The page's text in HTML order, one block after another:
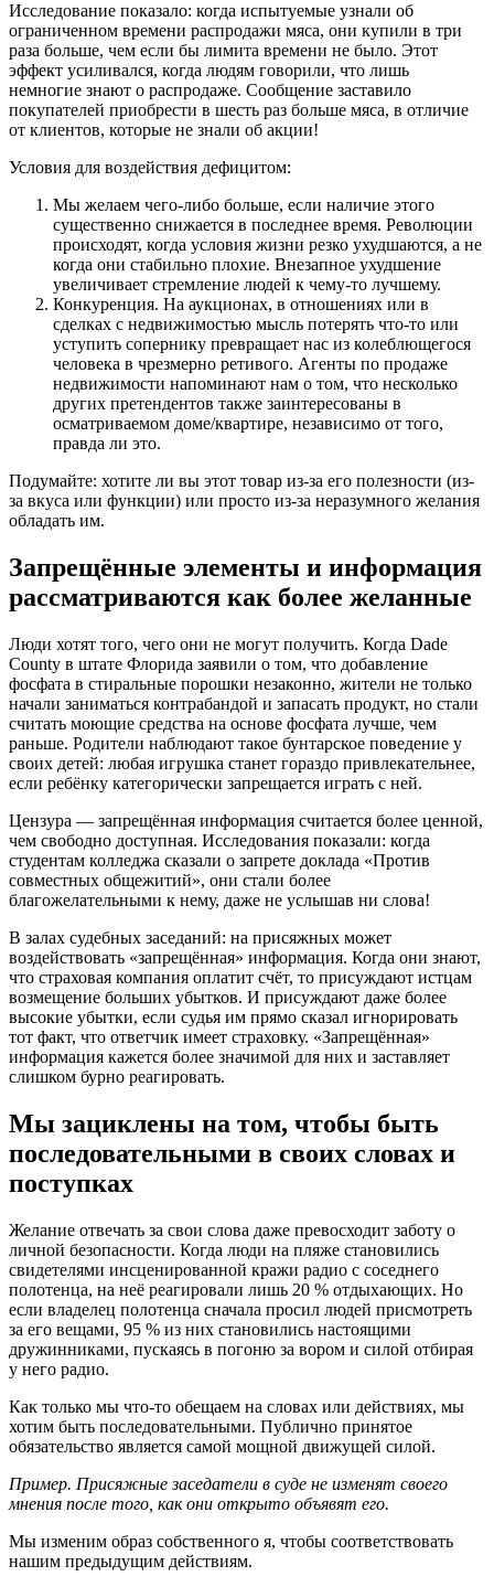
Исследование показало: когда испытуемые узнали об
ограниченном времени распродажи мяса, они купили в три
раза больше, чем если бы лимита времени не было. Этот
эффект усиливался, когда людям говорили, что лишь
немногие знают о распродаже. Сообщение заставило
покупателей приобрести в шесть раз больше мяса, в отличие
от клиентов, которые не знали об акции!
Условия для воздействия дефицитом:
Мы желаем чего-либо больше, если наличие этого
существенно снижается в последнее время. Революции
происходят, когда условия жизни резко ухудшаются, а не
когда они стабильно плохие. Внезапное ухудшение
увеличивает стремление людей к чему-то лучшему.
Конкуренция. На аукционах, в отношениях или в
сделках с недвижимостью мысль потерять что-то или
уступить сопернику превращает нас из колеблющегося
человека в чрезмерно ретивого. Агенты по продаже
недвижимости напоминают нам о том, что несколько
других претендентов также заинтересованы в
осматриваемом доме/квартире, независимо от того,
правда ли это.
Подумайте: хотите ли вы этот товар из-за его полезности (из-
за вкуса или функции) или просто из-за неразумного желания
обладать им.
Запрещённые элементы и информация
рассматриваются как более желанные
Люди хотят того, чего они не могут получить. Когда Dade
County в штате Флорида заявили о том, что добавление
фосфата в стиральные порошки незаконно, жители не только
начали заниматься контрабандой и запасать продукт, но стали
считать моющие средства на основе фосфата лучше, чем
раньше. Родители наблюдают такое бунтарское поведение у
своих детей: любая игрушка станет гораздо привлекательнее,
если ребёнку категорически запрещается играть с ней.
Цензура — запрещённая информация считается более ценной,
чем свободно доступная. Исследования показали: когда
студентам колледжа сказали о запрете доклада «Против
совместных общежитий», они стали более
благожелательными к нему, даже не услышав ни слова!
В залах судебных заседаний: на присяжных может
воздействовать «запрещённая» информация. Когда они знают,
что страховая компания оплатит счёт, то присуждают истцам
возмещение больших убытков. И присуждают даже более
высокие убытки, если судья им прямо сказал игнорировать
тот факт, что ответчик имеет страховку. «Запрещённая»
информация кажется более значимой для них и заставляет
слишком бурно реагировать.
Мы зациклены на том, чтобы быть
последовательными в своих словах и
поступках
Желание отвечать за свои слова даже превосходит заботу о
личной безопасности. Когда люди на пляже становились
свидетелями инсценированной кражи радио с соседнего
полотенца, на неё реагировали лишь 20 % отдыхающих. Но
если владелец полотенца сначала просил людей присмотреть
за его вещами, 95 % из них становились настоящими
дружинниками, пускаясь в погоню за вором и силой отбирая
у него радио.
Как только мы что-то обещаем на словах или действиях, мы
хотим быть последовательными. Публично принятое
обязательство является самой мощной движущей силой.
Пример. Присяжные заседатели в суде не изменят своего
мнения после того, как они открыто объявят его.
Мы изменим образ собственного я, чтобы соответствовать
нашим предыдущим действиям.